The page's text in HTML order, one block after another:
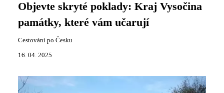
Objevte skryté poklady: Kraj Vysočina
památky, které vám učarují
Cestování po Česku
16. 04. 2025